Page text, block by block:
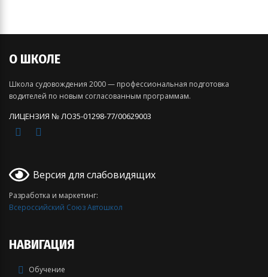
О ШКОЛЕ
Школа судовождения 2000 — профессиональная подготовка
водителей по новым согласованным программам.
ЛИЦЕНЗИЯ № ЛО35-01298-77/00629003
Версия для слабовидящих
Разработка и маркетинг:
Всероссийский Союз Автошкол
НАВИГАЦИЯ
Обучение